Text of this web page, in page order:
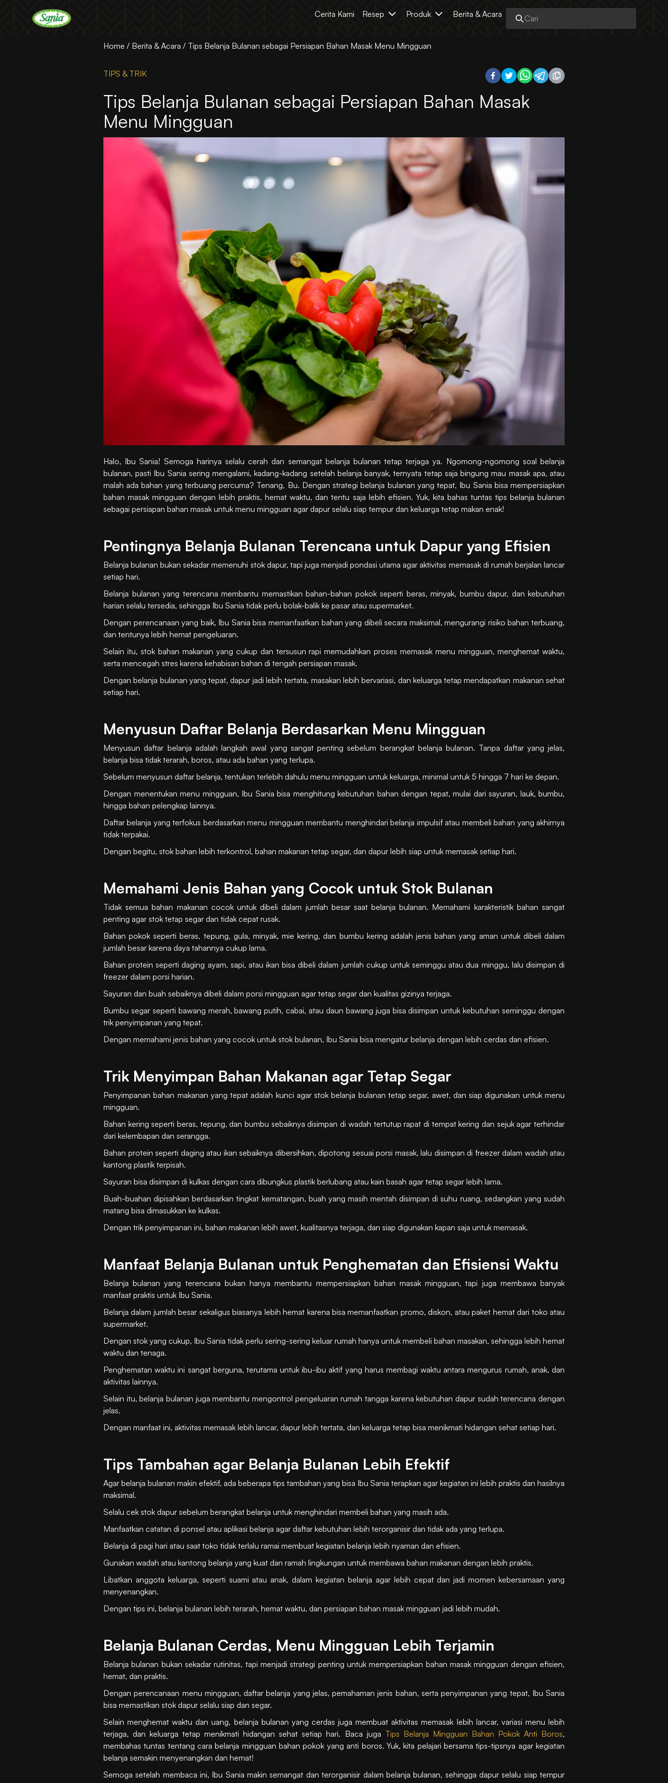
Sania Cerita Kami Resep Produk Berita & Acara
Home / Berita & Acara / Tips Belanja Bulanan sebagai Persiapan Bahan Masak Menu Mingguan
TIPS & TRIK
Tips Belanja Bulanan sebagai Persiapan Bahan Masak
Menu Mingguan
Halo, Ibu Sania! Semoga harinya selalu cerah dan semangat belanja bulanan tetap terjaga ya. Ngomong-ngomong soal belanja
bulanan, pasti Ibu Sania sering mengalami, kadang-kadang setelah belanja banyak, ternyata tetap saja bingung mau masak apa, atau
malah ada bahan yang terbuang percuma? Tenang, Bu. Dengan strategi belanja bulanan yang tepat, Ibu Sania bisa mempersiapkan
bahan masak mingguan dengan lebih praktis, hemat waktu, dan tentu saja lebih efisien. Yuk, kita bahas tuntas tips belanja bulanan
sebagai persiapan bahan masak untuk menu mingguan agar dapur selalu siap tempur dan keluarga tetap makan enak!
Pentingnya Belanja Bulanan Terencana untuk Dapur yang Efisien
Belanja bulanan bukan sekadar memenuhi stok dapur, tapi juga menjadi pondasi utama agar aktivitas memasak di rumah berjalan lancar
setiap hari.
Belanja bulanan yang terencana membantu memastikan bahan-bahan pokok seperti beras, minyak, bumbu dapur, dan kebutuhan
harian selalu tersedia, sehingga Ibu Sania tidak perlu bolak-balik ke pasar atau supermarket.
Dengan perencanaan yang baik, Ibu Sania bisa memanfaatkan bahan yang dibeli secara maksimal, mengurangi risiko bahan terbuang,
dan tentunya lebih hemat pengeluaran.
Selain itu, stok bahan makanan yang cukup dan tersusun rapi memudahkan proses memasak menu mingguan, menghemat waktu,
serta mencegah stres karena kehabisan bahan di tengah persiapan masak.
Dengan belanja bulanan yang tepat, dapur jadi lebih tertata, masakan lebih bervariasi, dan keluarga tetap mendapatkan makanan sehat
setiap hari.
Menyusun Daftar Belanja Berdasarkan Menu Mingguan
Menyusun daftar belanja adalah langkah awal yang sangat penting sebelum berangkat belanja bulanan. Tanpa daftar yang jelas,
belanja bisa tidak terarah, boros, atau ada bahan yang terlupa.
Sebelum menyusun daftar belanja, tentukan terlebih dahulu menu mingguan untuk keluarga, minimal untuk 5 hingga 7 hari ke depan.
Dengan menentukan menu mingguan, Ibu Sania bisa menghitung kebutuhan bahan dengan tepat, mulai dari sayuran, lauk, bumbu,
hingga bahan pelengkap lainnya.
Daftar belanja yang terfokus berdasarkan menu mingguan membantu menghindari belanja impulsif atau membeli bahan yang akhirnya
tidak terpakai.
Dengan begitu, stok bahan lebih terkontrol, bahan makanan tetap segar, dan dapur lebih siap untuk memasak setiap hari.
Memahami Jenis Bahan yang Cocok untuk Stok Bulanan
Tidak semua bahan makanan cocok untuk dibeli dalam jumlah besar saat belanja bulanan. Memahami karakteristik bahan sangat
penting agar stok tetap segar dan tidak cepat rusak.
Bahan pokok seperti beras, tepung, gula, minyak, mie kering, dan bumbu kering adalah jenis bahan yang aman untuk dibeli dalam
jumlah besar karena daya tahannya cukup lama.
Bahan protein seperti daging ayam, sapi, atau ikan bisa dibeli dalam jumlah cukup untuk seminggu atau dua minggu, lalu disimpan di
freezer dalam porsi harian.
Sayuran dan buah sebaiknya dibeli dalam porsi mingguan agar tetap segar dan kualitas gizinya terjaga.
Bumbu segar seperti bawang merah, bawang putih, cabai, atau daun bawang juga bisa disimpan untuk kebutuhan seminggu dengan
trik penyimpanan yang tepat.
Dengan memahami jenis bahan yang cocok untuk stok bulanan, Ibu Sania bisa mengatur belanja dengan lebih cerdas dan efisien.
Trik Menyimpan Bahan Makanan agar Tetap Segar
Penyimpanan bahan makanan yang tepat adalah kunci agar stok belanja bulanan tetap segar, awet, dan siap digunakan untuk menu
mingguan.
Bahan kering seperti beras, tepung, dan bumbu sebaiknya disimpan di wadah tertutup rapat di tempat kering dan sejuk agar terhindar
dari kelembapan dan serangga.
Bahan protein seperti daging atau ikan sebaiknya dibersihkan, dipotong sesuai porsi masak, lalu disimpan di freezer dalam wadah atau
kantong plastik terpisah.
Sayuran bisa disimpan di kulkas dengan cara dibungkus plastik berlubang atau kain basah agar tetap segar lebih lama.
Buah-buahan dipisahkan berdasarkan tingkat kematangan, buah yang masih mentah disimpan di suhu ruang, sedangkan yang sudah
matang bisa dimasukkan ke kulkas.
Dengan trik penyimpanan ini, bahan makanan lebih awet, kualitasnya terjaga, dan siap digunakan kapan saja untuk memasak.
Manfaat Belanja Bulanan untuk Penghematan dan Efisiensi Waktu
Belanja bulanan yang terencana bukan hanya membantu mempersiapkan bahan masak mingguan, tapi juga membawa banyak
manfaat praktis untuk Ibu Sania.
Belanja dalam jumlah besar sekaligus biasanya lebih hemat karena bisa memanfaatkan promo, diskon, atau paket hemat dari toko atau
supermarket.
Dengan stok yang cukup, Ibu Sania tidak perlu sering-sering keluar rumah hanya untuk membeli bahan masakan, sehingga lebih hemat
waktu dan tenaga.
Penghematan waktu ini sangat berguna, terutama untuk ibu-ibu aktif yang harus membagi waktu antara mengurus rumah, anak, dan
aktivitas lainnya.
Selain itu, belanja bulanan juga membantu mengontrol pengeluaran rumah tangga karena kebutuhan dapur sudah terencana dengan
jelas.
Dengan manfaat ini, aktivitas memasak lebih lancar, dapur lebih tertata, dan keluarga tetap bisa menikmati hidangan sehat setiap hari.
Tips Tambahan agar Belanja Bulanan Lebih Efektif
Agar belanja bulanan makin efektif, ada beberapa tips tambahan yang bisa Ibu Sania terapkan agar kegiatan ini lebih praktis dan hasilnya
maksimal.
Selalu cek stok dapur sebelum berangkat belanja untuk menghindari membeli bahan yang masih ada.
Manfaatkan catatan di ponsel atau aplikasi belanja agar daftar kebutuhan lebih terorganisir dan tidak ada yang terlupa.
Belanja di pagi hari atau saat toko tidak terlalu ramai membuat kegiatan belanja lebih nyaman dan efisien.
Gunakan wadah atau kantong belanja yang kuat dan ramah lingkungan untuk membawa bahan makanan dengan lebih praktis.
Libatkan anggota keluarga, seperti suami atau anak, dalam kegiatan belanja agar lebih cepat dan jadi momen kebersamaan yang
menyenangkan.
Dengan tips ini, belanja bulanan lebih terarah, hemat waktu, dan persiapan bahan masak mingguan jadi lebih mudah.
Belanja Bulanan Cerdas, Menu Mingguan Lebih Terjamin
Belanja bulanan bukan sekadar rutinitas, tapi menjadi strategi penting untuk mempersiapkan bahan masak mingguan dengan efisien,
hemat, dan praktis.
Dengan perencanaan menu mingguan, daftar belanja yang jelas, pemahaman jenis bahan, serta penyimpanan yang tepat, Ibu Sania
bisa memastikan stok dapur selalu siap dan segar.
Selain menghemat waktu dan uang, belanja bulanan yang cerdas juga membuat aktivitas memasak lebih lancar, variasi menu lebih
terjaga, dan keluarga tetap menikmati hidangan sehat setiap hari. Baca juga Tips Belanja Mingguan Bahan Pokok Anti Boros,
membahas tuntas tentang cara belanja mingguan bahan pokok yang anti boros. Yuk, kita pelajari bersama tips-tipsnya agar kegiatan
belanja semakin menyenangkan dan hemat!
Semoga setelah membaca ini, Ibu Sania makin semangat dan terorganisir dalam belanja bulanan, sehingga dapur selalu siap tempur